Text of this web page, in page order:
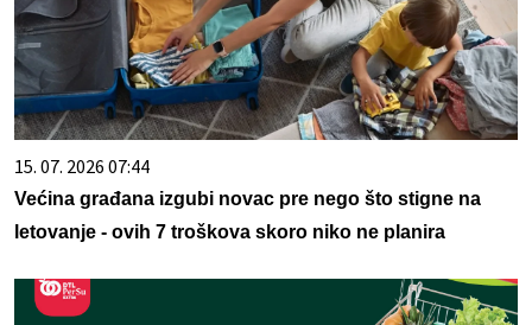
15. 07. 2026 07:44
Većina građana izgubi novac pre nego što stigne na
letovanje - ovih 7 troškova skoro niko ne planira